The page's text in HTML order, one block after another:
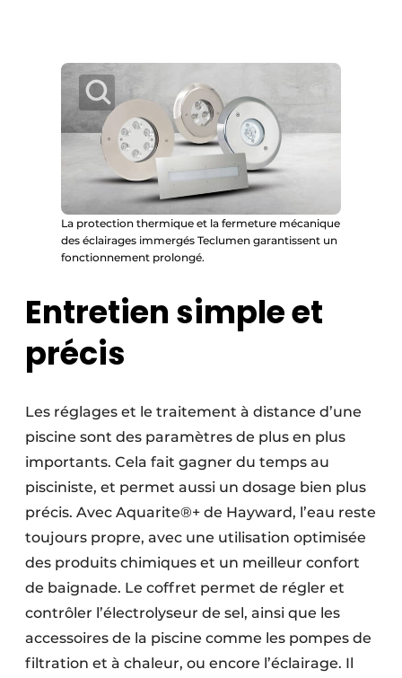
La protection thermique et la fermeture mécanique
des éclairages immergés Teclumen garantissent un
fonctionnement prolongé.
Entretien simple et
précis
Les réglages et le traitement à distance d’une
piscine sont des paramètres de plus en plus
importants. Cela fait gagner du temps au
pisciniste, et permet aussi un dosage bien plus
précis. Avec Aquarite®+ de Hayward, l’eau reste
toujours propre, avec une utilisation optimisée
des produits chimiques et un meilleur confort
de baignade. Le coffret permet de régler et
contrôler l’électrolyseur de sel, ainsi que les
accessoires de la piscine comme les pompes de
filtration et à chaleur, ou encore l’éclairage. Il